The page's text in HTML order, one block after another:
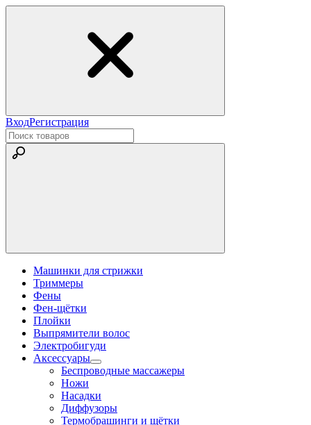
ВходРегистрация
Машинки для стрижки
Триммеры
Фены
Фен-щётки
Плойки
Выпрямители волос
Электробигуди
Аксессуары
Беспроводные массажеры
Ножи
Насадки
Диффузоры
Термобрашинги и щётки